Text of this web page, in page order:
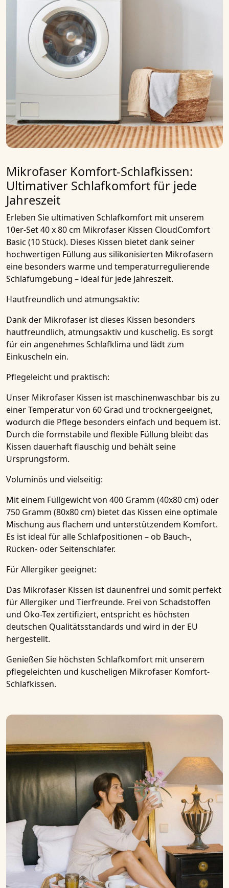
Mikrofaser Komfort-Schlafkissen:
Ultimativer Schlafkomfort für jede
Jahreszeit
Erleben Sie ultimativen Schlafkomfort mit unserem
10er-Set 40 x 80 cm Mikrofaser Kissen CloudComfort
Basic (10 Stück). Dieses Kissen bietet dank seiner
hochwertigen Füllung aus silikonisierten Mikrofasern
eine besonders warme und temperaturregulierende
Schlafumgebung – ideal für jede Jahreszeit.
Hautfreundlich und atmungsaktiv:
Dank der Mikrofaser ist dieses Kissen besonders
hautfreundlich, atmungsaktiv und kuschelig. Es sorgt
für ein angenehmes Schlafklima und lädt zum
Einkuscheln ein.
Pflegeleicht und praktisch:
Unser Mikrofaser Kissen ist maschinenwaschbar bis zu
einer Temperatur von 60 Grad und trocknergeeignet,
wodurch die Pflege besonders einfach und bequem ist.
Durch die formstabile und flexible Füllung bleibt das
Kissen dauerhaft flauschig und behält seine
Ursprungsform.
Voluminös und vielseitig:
Mit einem Füllgewicht von 400 Gramm (40x80 cm) oder
750 Gramm (80x80 cm) bietet das Kissen eine optimale
Mischung aus flachem und unterstützendem Komfort.
Es ist ideal für alle Schlafpositionen – ob Bauch-,
Rücken- oder Seitenschläfer.
Für Allergiker geeignet:
Das Mikrofaser Kissen ist daunenfrei und somit perfekt
für Allergiker und Tierfreunde. Frei von Schadstoffen
und Öko-Tex zertifiziert, entspricht es höchsten
deutschen Qualitätsstandards und wird in der EU
hergestellt.
Genießen Sie höchsten Schlafkomfort mit unserem
pflegeleichten und kuscheligen Mikrofaser Komfort-
Schlafkissen.